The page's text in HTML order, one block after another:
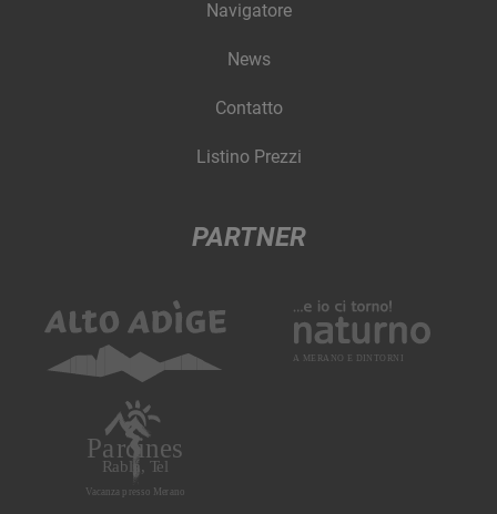
Navigatore
News
Contatto
Listino Prezzi
PARTNER